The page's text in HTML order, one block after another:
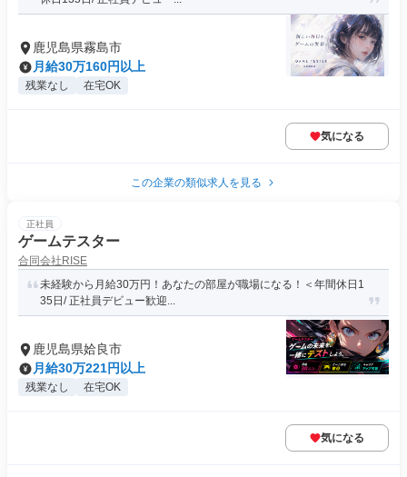
鹿児島県霧島市
月給30万160円以上
残業なし 在宅OK
気になる
この企業の類似求人を見る
正社員
ゲームテスター
合同会社RISE
未経験から月給30万円！あなたの部屋が職場になる！＜年間休日1
35日/ 正社員デビュー歓迎...
鹿児島県姶良市
月給30万221円以上
残業なし 在宅OK
気になる